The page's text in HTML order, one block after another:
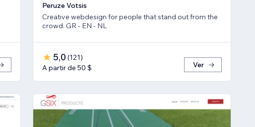
Peruze Votsis
Creative webdesign for people that stand out from the
crowd. GR - EN - NL
5,0 (121)
A partir de 50 $
Ver